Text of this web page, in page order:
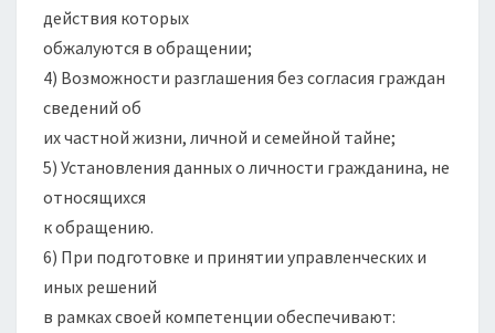
действия которых
обжалуются в обращении;
4) Возможности разглашения без согласия граждан
сведений об
их частной жизни, личной и семейной тайне;
5) Установления данных о личности гражданина, не
относящихся
к обращению.
6) При подготовке и принятии управленческих и
иных решений
в рамках своей компетенции обеспечивают: